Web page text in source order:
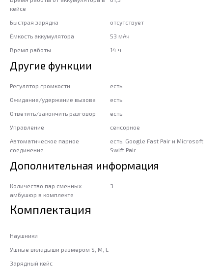
кейсе
Быстрая зарядка
отсутствует
Ёмкость аккумулятора
53 мАч
Время работы
14 ч
Другие функции
Регулятор громкости
есть
Ожидание/удержание вызова
есть
Ответить/закончить разговор
есть
Управление
сенсорное
Автоматическое парное
соединение
есть, Google Fast Pair и Microsoft
Swift Pair
Дополнительная информация
Количество пар сменных
амбушюр в комплекте
3
Комплектация
Наушники
Ушные вкладыши размером S, M, L
Зарядный кейс